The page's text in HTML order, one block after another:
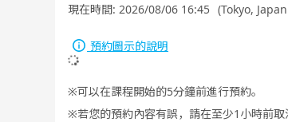
現在時間: 2026/08/06 16:45 (Tokyo,
預約圖示的說明
可以在課程開始的5分鐘前進行預約。
若您的預約內容有誤，請在至少1小時前取